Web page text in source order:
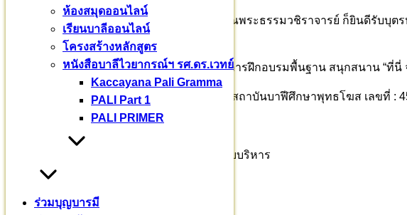
ห้องสมุดออนไลน์
เรียนบาลีออนไลน์
โครงสร้างหลักสูตร
หนังสือบาลีไวยากรณ์ฯ รศ.ดร.เวทย์
Kaccayana Pali Gramma
PALI Part 1
PALI PRIMER
ร่วมบุญบารมี
ปีนี้ แม้ยังไม่เปิดเป็นทางการ ท่านอาจารย์เจ้าคุณพระธรรมวชิราจารย์ ก็ยินดีรับ
อังกฤษ Pali English Program
ขณะนี้ มีศากยบุตรสามเณรสีหะ ๑๒ รูป เริ่มรับการฝึกอบรมพื้นฐาน สนุกสนาน “ที่
ร่วมบุญบารมี : ธ.กรุงไทย สาขาศาลายา มูลนิธิสถาบันบาฬีศึกษาพุทธโฆส เลขที่ :
พระธรรม​วชิรา​จารย์​ รศ.ดร.ผู้ช่วยอธิการบดีฝ่ายบริหาร